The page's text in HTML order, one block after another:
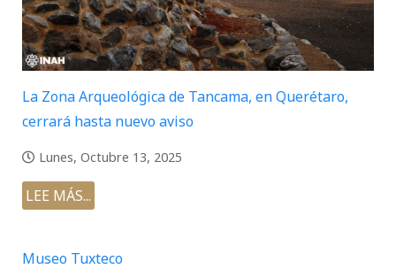
La Zona Arqueológica de Tancama, en Querétaro,
cerrará hasta nuevo aviso
Lunes, Octubre 13, 2025
LEE MÁS...
Museo Tuxteco